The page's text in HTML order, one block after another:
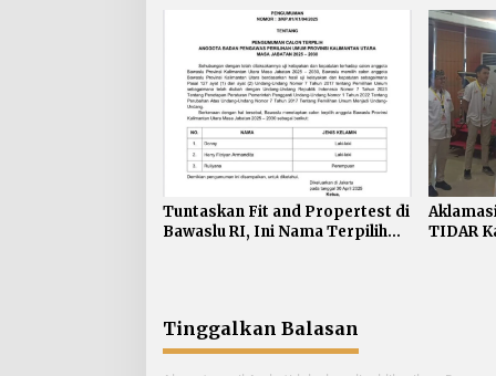
Tahapan Pemilu
Tuntaskan Fit and Propertest di
Bawaslu RI, Ini Nama Terpilih
TIDAR
Tinggalkan Balasan